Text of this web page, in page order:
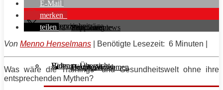
Supplemente
Ernährung
Diät & Abnehmen
Produktreviews
Buchreviews
Hauptgerichte
Interviews
Videos
Magazinbeiträge
Beitrags-Übersicht
E-Mail
merken
teilen
Von Menno Henselmans | Benötigte Lesezeit: 6 Minuten |
Was wäre die Trainings- und Gesundheitswelt ohne ihre
entsprechenden Mythen?